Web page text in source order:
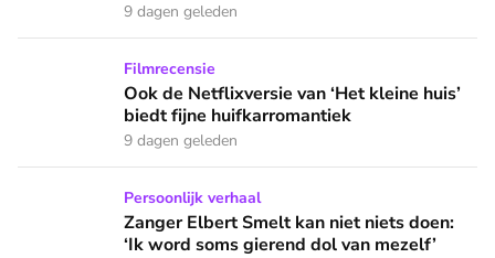
9 dagen geleden
Ook de Netflixversie van ‘Het kleine huis’ biedt fijne
Filmrecensie
Ook de Netflixversie van ‘Het kleine huis’
biedt fijne huifkarromantiek
9 dagen geleden
Zanger Elbert Smelt kan niet niets doen: ‘Ik word soms
Persoonlijk verhaal
Zanger Elbert Smelt kan niet niets doen:
‘Ik word soms gierend dol van mezelf’